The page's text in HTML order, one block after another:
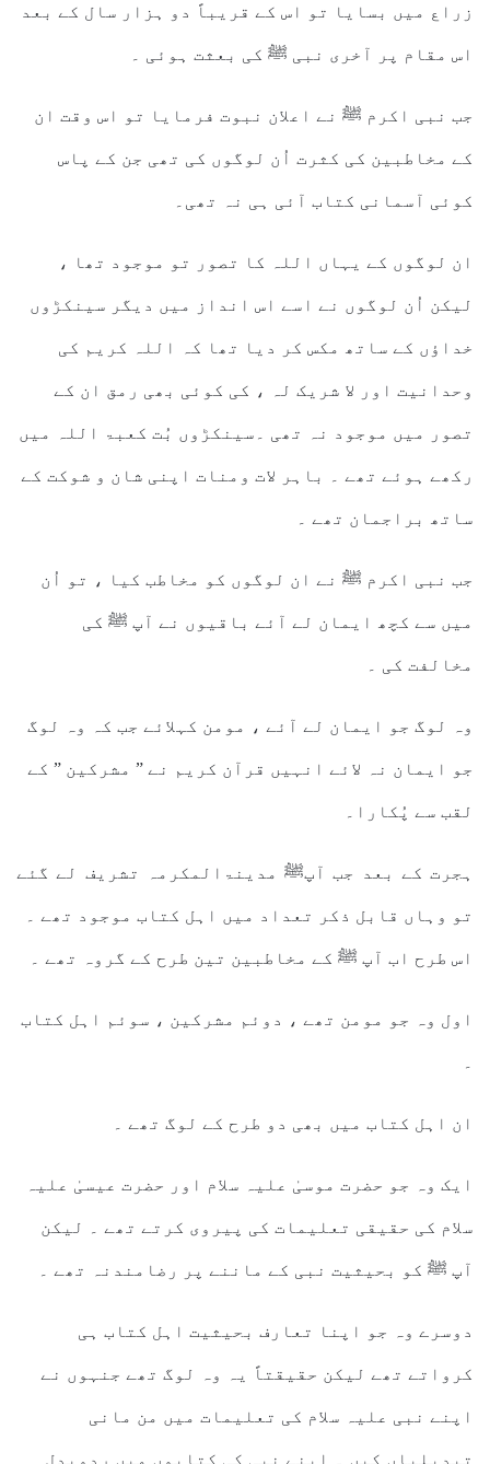
زراع میں بسایا تو اس کے قریباً دو ہزار سال کے بعد
اس مقام پر آخری نبی ﷺ کی بعثت ہوئی ۔
جب نبی اکرم ﷺ نے اعلان نبوت فرمایا تو اس وقت ان
کے مخاطبین کی کثرت اُن لوگوں کی تھی جن کے پاس
کوئی آسمانی کتاب آئی ہی نہ تھی۔
ان لوگوں کے یہاں اللہ کا تصور تو موجود تھا ،
لیکن اُن لوگوں نے اسے اس انداز میں دیگر سینکڑوں
خداؤں کے ساتھ مکس کر دیا تھا کہ اللہ کریم کی
وحدانیت اور لا شریک لہ ، کی کوئی بھی رمق ان کے
تصور میں موجود نہ تھی ۔سینکڑوں بُت کعبۃ اللہ میں
رکھے ہوئے تھے ۔ باہر لات ومنات اپنی شان و شوکت کے
ساتھ براجمان تھے ۔
جب نبی اکرم ﷺ نے ان لوگوں کو مخاطب کیا ، تو اُن
میں سے کچھ ایمان لے آئے باقیوں نے آپ ﷺ کی
مخالفت کی ۔
وہ لوگ جو ایمان لے آئے ، مومن کہلائے جب کہ وہ لوگ
جو ایمان نہ لائے انہیں قرآن کریم نے ” مشرکین ” کے
لقب سے پُکارا۔
ہجرت کے بعد جب آپﷺ مدینۃالمکرمہ تشریف لے گئے
تو وہاں قابل ذکر تعداد میں اہل کتاب موجود تھے ۔
اس طرح اب آپ ﷺ کے مخاطبین تین طرح کے گروہ تھے ۔
اول وہ جو مومن تھے ، دوئم مشرکین ، سوئم اہل کتاب
ان اہل کتاب میں بھی دو طرح کے لوگ تھے ۔
ایک وہ جو حضرت موسیٰ علیہ سلام اور حضرت عیسیٰ علیہ
سلام کی حقیقی تعلیمات کی پیروی کرتے تھے ۔ لیکن
آپ ﷺ کو بحیثیت نبی کے ماننے پر رضامندنہ تھے ۔
دوسرے وہ جو اپنا تعارف بحیثیت اہل کتاب ہی
کرواتے تھے لیکن حقیقتاً یہ وہ لوگ تھے جنہوں نے
اپنے نبی علیہ سلام کی تعلیمات میں من مانی
تبدیلیاں کیں ۔ اپنے نبی کی کتابوں میں ردوبدل